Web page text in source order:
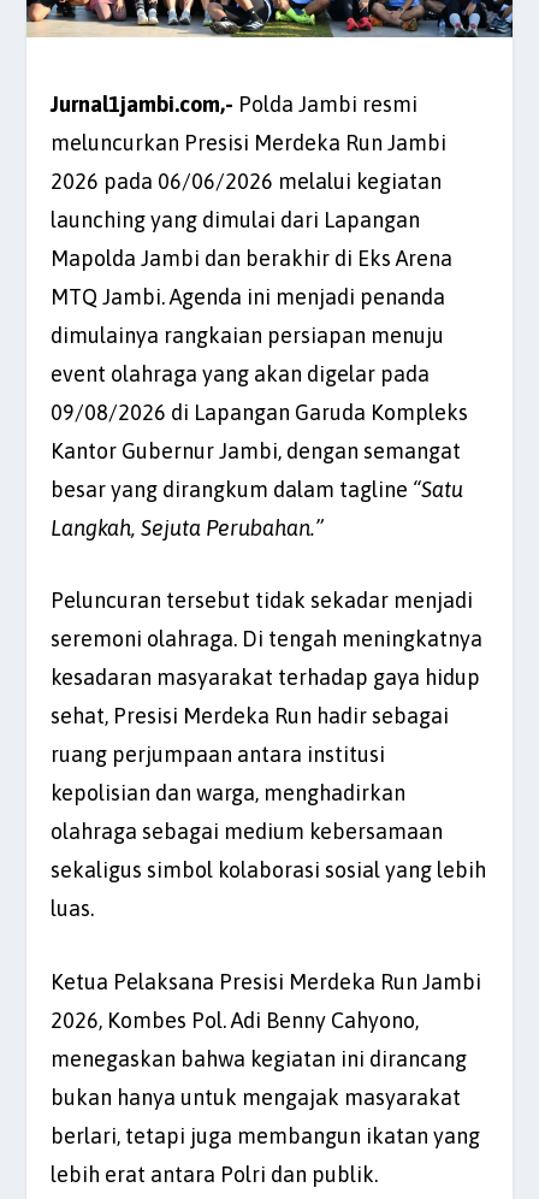
Jurnal1jambi.com,- Polda Jambi resmi
meluncurkan Presisi Merdeka Run Jambi
2026 pada 06/06/2026 melalui kegiatan
launching yang dimulai dari Lapangan
Mapolda Jambi dan berakhir di Eks Arena
MTQ Jambi. Agenda ini menjadi penanda
dimulainya rangkaian persiapan menuju
event olahraga yang akan digelar pada
09/08/2026 di Lapangan Garuda Kompleks
Kantor Gubernur Jambi, dengan semangat
besar yang dirangkum dalam tagline “Satu
Langkah, Sejuta Perubahan.”
Peluncuran tersebut tidak sekadar menjadi
seremoni olahraga. Di tengah meningkatnya
kesadaran masyarakat terhadap gaya hidup
sehat, Presisi Merdeka Run hadir sebagai
ruang perjumpaan antara institusi
kepolisian dan warga, menghadirkan
olahraga sebagai medium kebersamaan
sekaligus simbol kolaborasi sosial yang lebih
luas.
Ketua Pelaksana Presisi Merdeka Run Jambi
2026, Kombes Pol. Adi Benny Cahyono,
menegaskan bahwa kegiatan ini dirancang
bukan hanya untuk mengajak masyarakat
berlari, tetapi juga membangun ikatan yang
lebih erat antara Polri dan publik.